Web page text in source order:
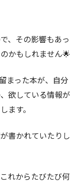
、その影響もあっ
かもしれません🌟
まった本が、自分
欲している情報が
ます。
書かれていたりし
れからたびたび何